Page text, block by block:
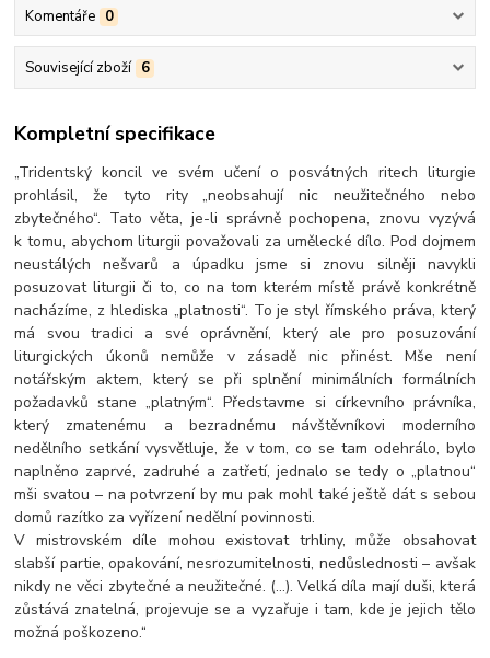
Komentáře 0
Související zboží 6
Kompletní specifikace
„Tridentský koncil ve svém učení o posvátných ritech liturgie
prohlásil, že tyto rity „neobsahují nic neužitečného nebo
zbytečného“. Tato věta, je-li správně pochopena, znovu vyzývá
k tomu, abychom liturgii považovali za umělecké dílo. Pod dojmem
neustálých nešvarů a úpadku jsme si znovu silněji navykli
posuzovat liturgii či to, co na tom kterém místě právě konkrétně
nacházíme, z hlediska „platnosti“. To je styl římského práva, který
má svou tradici a své oprávnění, který ale pro posuzování
liturgických úkonů nemůže v zásadě nic přinést. Mše není
notářským aktem, který se při splnění minimálních formálních
požadavků stane „platným“. Představme si církevního právníka,
který zmatenému a bezradnému návštěvníkovi moderního
nedělního setkání vysvětluje, že v tom, co se tam odehrálo, bylo
naplněno zaprvé, zadruhé a zatřetí, jednalo se tedy o „platnou“
mši svatou – na potvrzení by mu pak mohl také ještě dát s sebou
domů razítko za vyřízení nedělní povinnosti.
V mistrovském díle mohou existovat trhliny, může obsahovat
slabší partie, opakování, nesrozumitelnosti, nedůslednosti – avšak
nikdy ne věci zbytečné a neužitečné. (…). Velká díla mají duši, která
zůstává znatelná, projevuje se a vyzařuje i tam, kde je jejich tělo
možná poškozeno.“